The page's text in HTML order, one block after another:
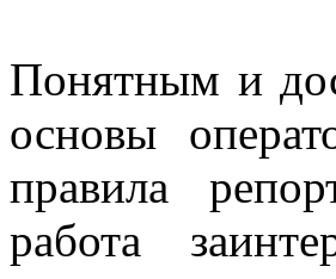
Понятным и
основы
правила
работа